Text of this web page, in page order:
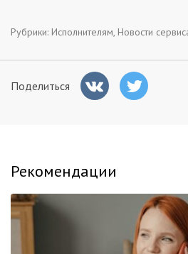
Рубрики: Исполнителям, Новости
Поделиться
Рекомендации